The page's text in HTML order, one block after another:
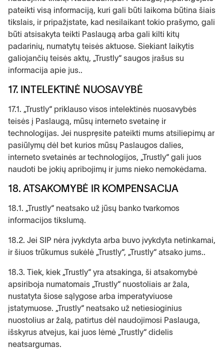
pateikti visą informaciją, kuri gali būti laikoma būtina šiais
tikslais, ir pripažįstate, kad nesilaikant tokio prašymo, gali
būti atsisakyta teikti Paslaugą arba gali kilti kitų
padarinių, numatytų teisės aktuose. Siekiant laikytis
galiojančių teisės aktų, „Trustly“ saugos įrašus su
informacija apie jus..
17. INTELEKTINĖ NUOSAVYBĖ
17.1. „Trustly“ priklauso visos intelektinės nuosavybės
teisės į Paslaugą, mūsų interneto svetainę ir
technologijas. Jei nuspręsite pateikti mums atsiliepimų ar
pasiūlymų dėl bet kurios mūsų Paslaugos dalies,
interneto svetainės ar technologijos, „Trustly“ gali juos
naudoti be jokių apribojimų ir jums nieko nemokėdama.
18. ATSAKOMYBĖ IR KOMPENSACIJA
18.1. „Trustly“ neatsako už jūsų banko tvarkomos
informacijos tikslumą.
18.2. Jei SIP nėra įvykdyta arba buvo įvykdyta netinkamai,
ir šiuos trūkumus sukėlė „Trustly“, „Trustly“ atsako jums..
18.3. Tiek, kiek „Trustly“ yra atsakinga, ši atsakomybė
apsiriboja numatomais „Trustly“ nuostoliais ar žala,
nustatyta šiose sąlygose arba imperatyviuose
įstatymuose. „Trustly“ neatsako už netiesioginius
nuostolius ar žalą, patirtus dėl naudojimosi Paslauga,
išskyrus atvejus, kai juos lėmė „Trustly“ didelis
neatsargumas.